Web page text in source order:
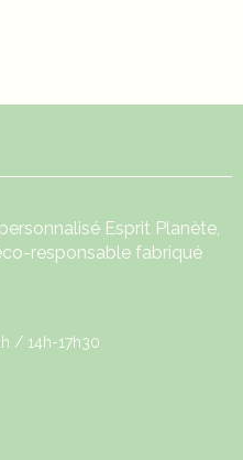
personnalisé Esprit Planète,
responsable fabriqué
/ 14h-17h30